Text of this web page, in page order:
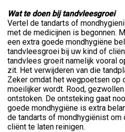
Wat te doen bij tandvleesgroei
Vertel de tandarts of
met de medicijnen is begonnen.
een extra goede mondhygiëne
tandvleesgroei bij uw kind of
tandvlees groeit namelijk vooral
zit. Het verwijderen van die
Zeker omdat het wegpoetsen op
moeilijker wordt. Rood,
ontstoken. De ontsteking gaat
goede mondhygiëne is extra
de tandarts of mondhygiënist om
cliënt te laten reinigen.